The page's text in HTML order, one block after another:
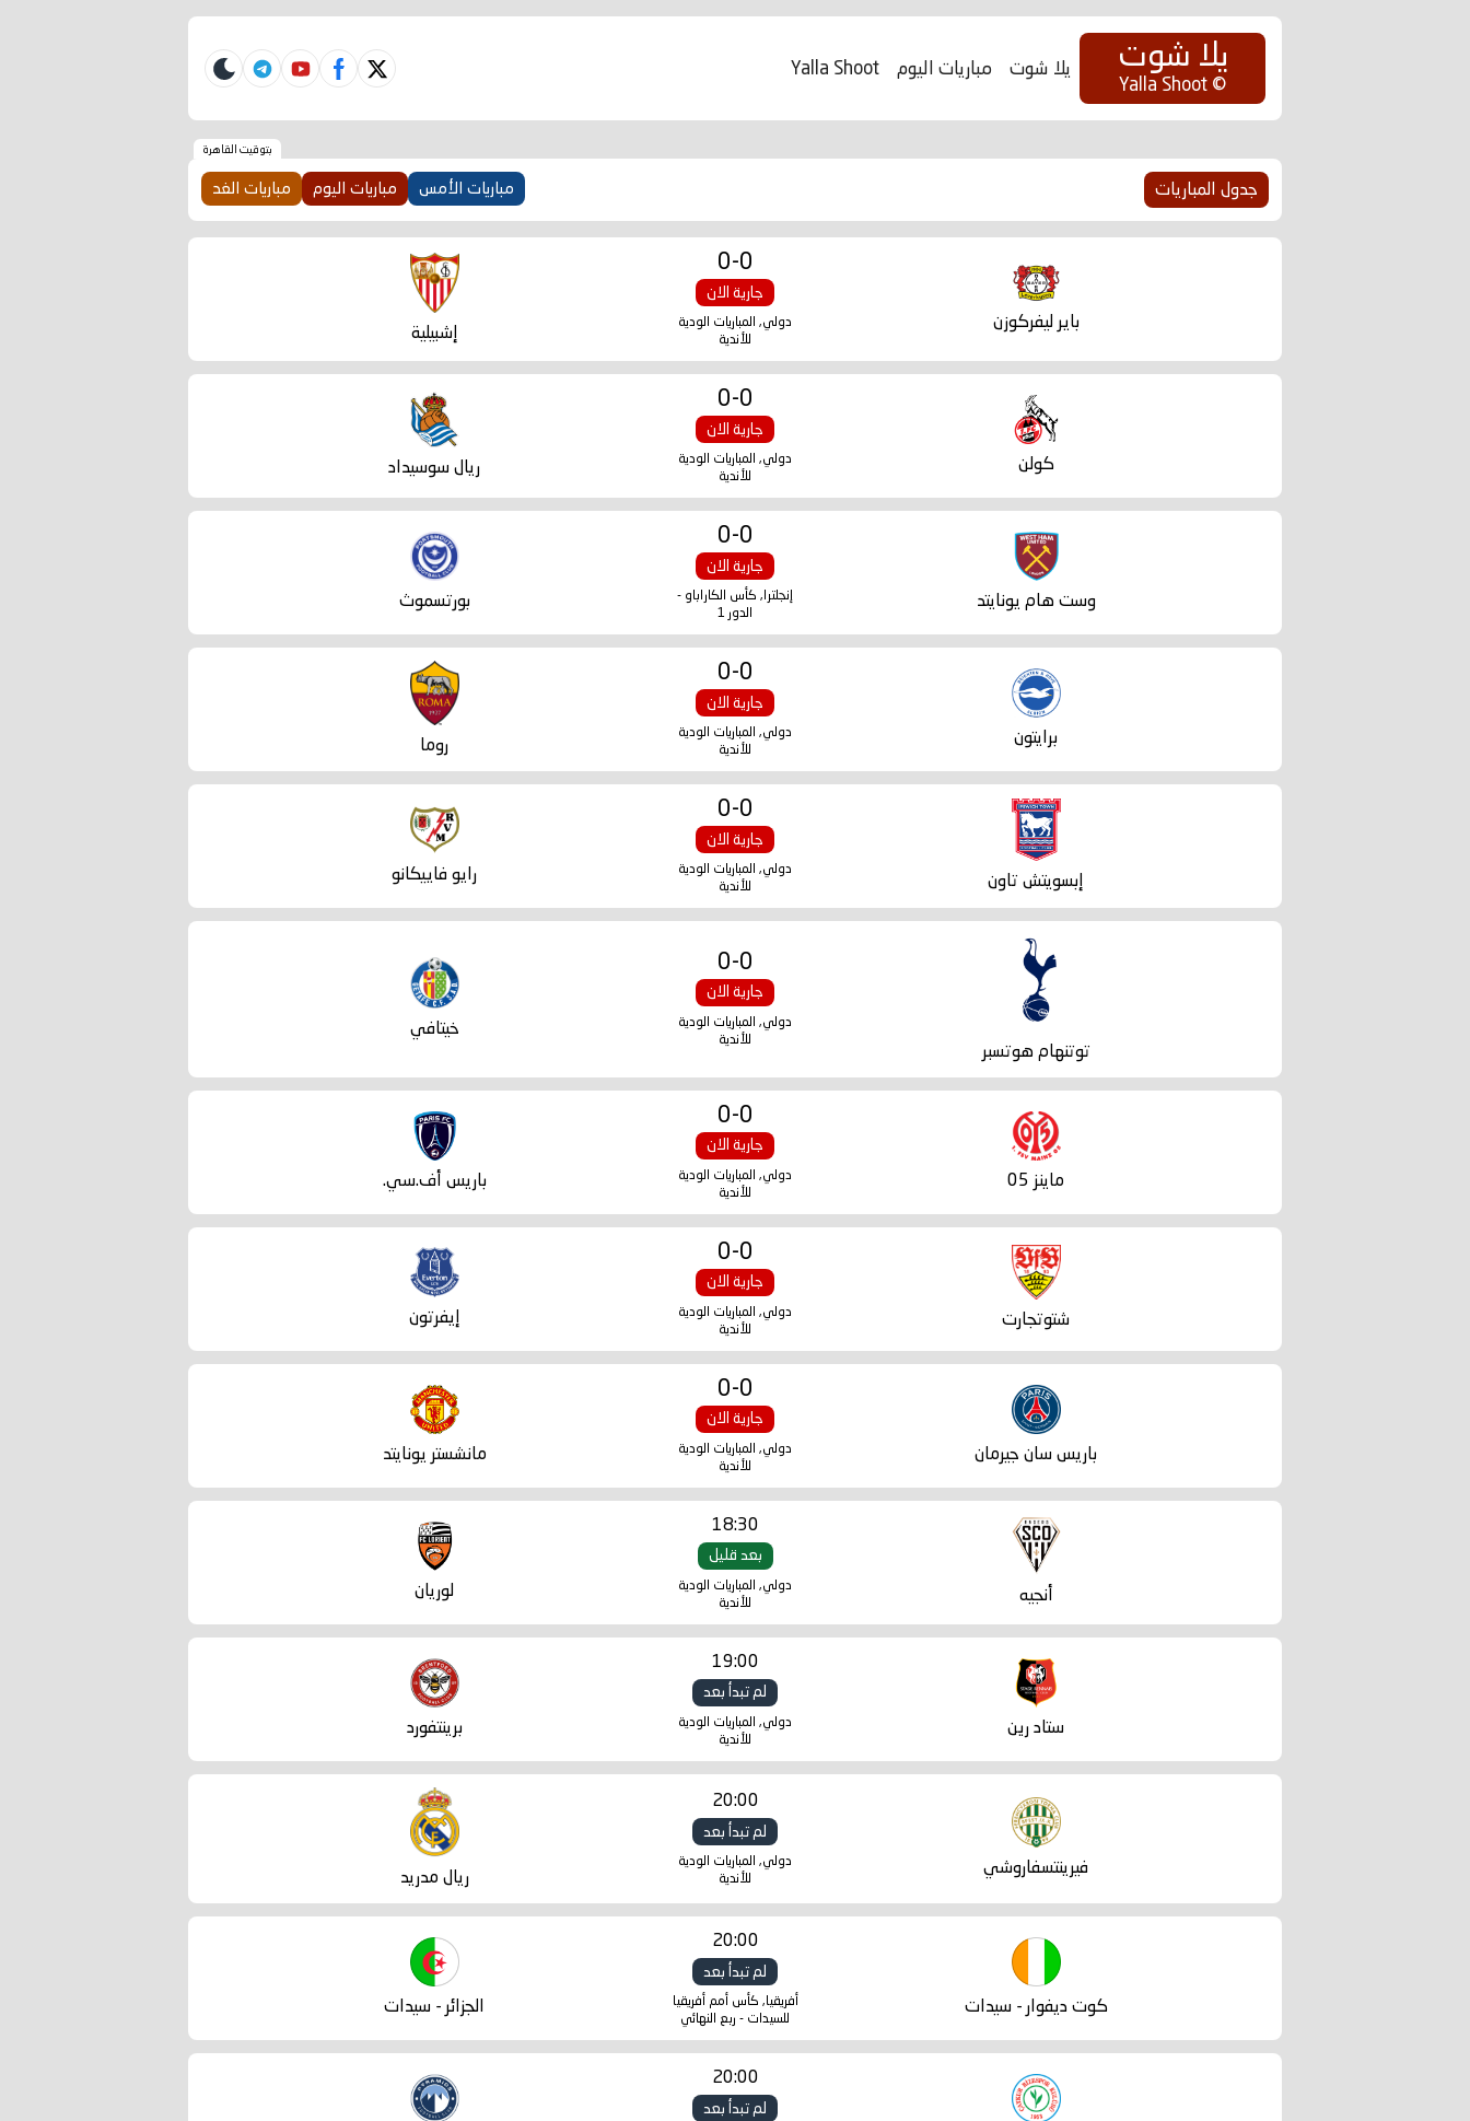
يلا
شوت
|
Yalla
|
بث
يلا شوت
© Yalla Shoot
يلا شوت مباريات اليوم Yalla Shoot
twitter
facebook
youtube
telegram
skin
بتوقيت القاهرة
جدول المباريات مباريات الأمس مباريات اليوم مباريات الغد
باير ليفركوزن
0
-
0
جارية الان
دولي, المباريات الودية
للأندية
إشبيلية
كولن
0
-
0
جارية الان
دولي, المباريات الودية
للأندية
ريال سوسيداد
وست هام يونايتد
0
-
0
جارية الان
إنجلترا, كأس الكاراباو -
الدور 1
بورتسموث
برايتون
0
-
0
جارية الان
دولي, المباريات الودية
للأندية
روما
إبسويتش تاون
0
-
0
جارية الان
دولي, المباريات الودية
للأندية
رايو فاييكانو
توتنهام هوتسبر
0
-
0
جارية الان
دولي, المباريات الودية
للأندية
خيتافي
ماينز 05
0
-
0
جارية الان
دولي, المباريات الودية
للأندية
باريس أف.سي.
شتوتجارت
0
-
0
جارية الان
دولي, المباريات الودية
للأندية
إيفرتون
باريس سان جيرمان
0
-
0
جارية الان
دولي, المباريات الودية
للأندية
مانشستر يونايتد
أنجيه
18:30
بعد قليل
دولي, المباريات الودية
للأندية
لوريان
ستاد رين
19:00
لم تبدأ بعد
دولي, المباريات الودية
للأندية
برينتفورد
فيرينتسفاروشي
20:00
لم تبدأ بعد
دولي, المباريات الودية
للأندية
ريال مدريد
كوت ديفوار - سيدات
20:00
لم تبدأ بعد
أفريقيا, كأس أمم أفريقيا
للسيدات - ربع النهائي
الجزائر - سيدات
20:00
لم تبدأ بعد